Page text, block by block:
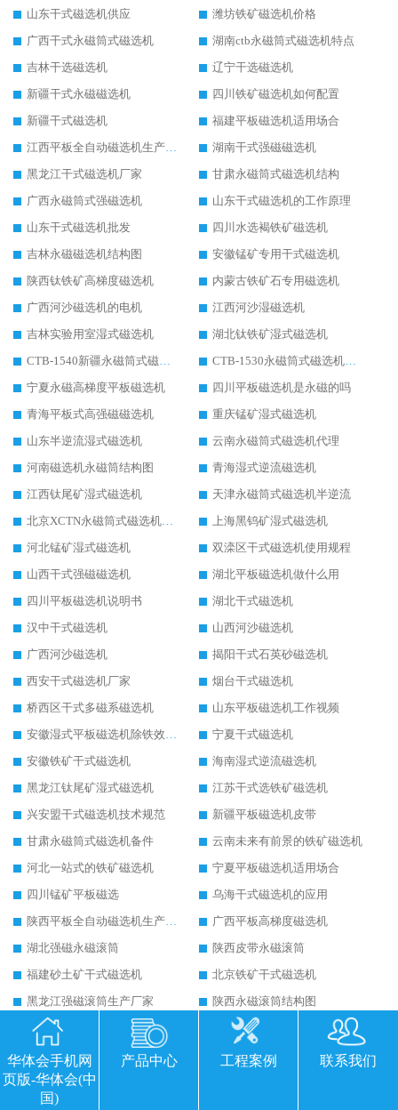
山东干式磁选机供应
潍坊铁矿磁选机价格
广西干式永磁筒式磁选机
湖南ctb永磁筒式磁选机特点
吉林干选磁选机
辽宁干选磁选机
新疆干式永磁磁选机
四川铁矿磁选机如何配置
新疆干式磁选机
福建平板磁选机适用场合
江西平板全自动磁选机生产厂家
湖南干式强磁磁选机
黑龙江干式磁选机厂家
甘肃永磁筒式磁选机结构
广西永磁筒式强磁选机
山东干式磁选机的工作原理
山东干式磁选机批发
四川水选褐铁矿磁选机
吉林永磁磁选机结构图
安徽锰矿专用干式磁选机
陕西钛铁矿高梯度磁选机
内蒙古铁矿石专用磁选机
广西河沙磁选机的电机
江西河沙湿磁选机
吉林实验用室湿式磁选机
湖北钛铁矿湿式磁选机
CTB-1540新疆永磁筒式磁选机
CTB-1530永磁筒式磁选机代理商
宁夏永磁高梯度平板磁选机
四川平板磁选机是永磁的吗
青海平板式高强磁磁选机
重庆锰矿湿式磁选机
山东半逆流湿式磁选机
云南永磁筒式磁选机代理
河南磁选机永磁筒结构图
青海湿式逆流磁选机
江西钛尾矿湿式磁选机
天津永磁筒式磁选机半逆流
北京XCTN永磁筒式磁选机磁块位置
上海黑钨矿湿式磁选机
河北锰矿湿式磁选机
双滦区干式磁选机使用规程
山西干式强磁磁选机
湖北平板磁选机做什么用
四川平板磁选机说明书
湖北干式磁选机
汉中干式磁选机
山西河沙磁选机
广西河沙磁选机
揭阳干式石英砂磁选机
西安干式磁选机厂家
烟台干式磁选机
桥西区干式多磁系磁选机
山东平板磁选机工作视频
安徽湿式平板磁选机除铁效果怎么样
宁夏干式磁选机
安徽铁矿干式磁选机
海南湿式逆流磁选机
黑龙江钛尾矿湿式磁选机
江苏干式选铁矿磁选机
兴安盟干式磁选机技术规范
新疆平板磁选机皮带
甘肃永磁筒式磁选机备件
云南未来有前景的铁矿磁选机
河北一站式的铁矿磁选机
宁夏平板磁选机适用场合
四川锰矿平板磁选
乌海干式磁选机的应用
陕西平板全自动磁选机生产厂家
广西平板高梯度磁选机
湖北强磁永磁滚筒
陕西皮带永磁滚筒
福建砂土矿干式磁选机
北京铁矿干式磁选机
黑龙江强磁滚筒生产厂家
陕西永磁滚筒结构图
克拉玛依永磁筒式磁选机主要技术参数
运城永磁筒式磁选机应用
河源精选钨精矿干式磁选机
江苏铁矿干式磁选机
朔州铁矿永磁筒式磁选机
华体会手机网
页版-华体会(中
国)
产品中心 工程案例 联系我们